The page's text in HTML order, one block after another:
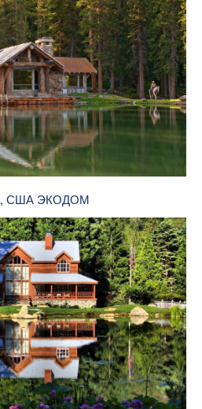
США ЭКОДОМ